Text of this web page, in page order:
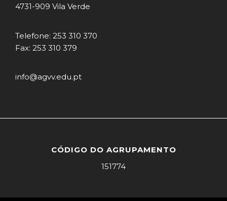
4731-909 Vila Verde
Telefone: 253 310 370
Fax: 253 310 379
info@agvv.edu.pt
CÓDIGO DO AGRUPAMENTO
151774